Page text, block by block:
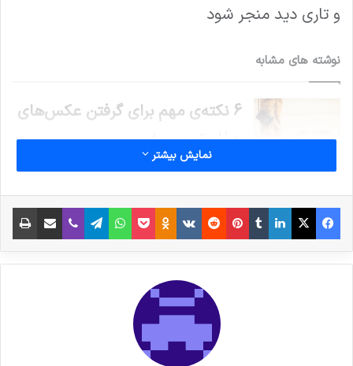
و تاری دید منجر شود
نوشته های مشابه
6 نکته‌ی مهم برای گرفتن عکس‌های
جذاب‌تر در سفر
خداحافظی زود هنگام بازیکن تیم
ملی فوتسال از دنیای بازی
نمایش بیشتر
فیس بوک X لینکدین
‫تامبلر‫پین‌ترست
‫رددیت‫VKontakte
‫Odnoklassniki
پاکتواتس آپ تلگراموایبر اشتراک گذاری از طریق ایمیل